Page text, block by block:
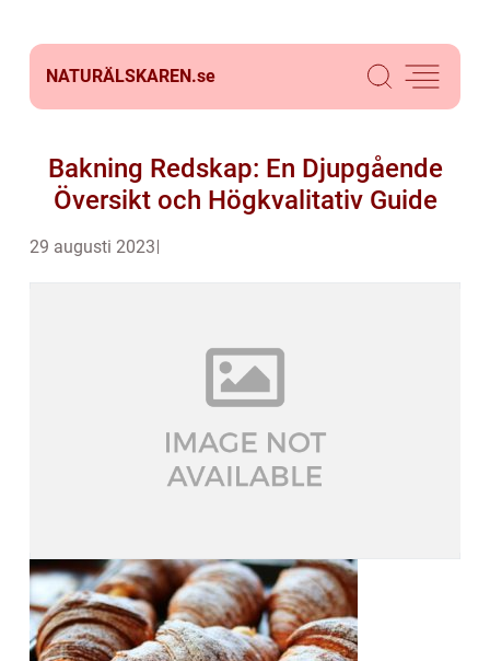
NATURÄLSKAREN.se
Bakning Redskap: En Djupgående
Översikt och Högkvalitativ Guide
29 augusti 2023